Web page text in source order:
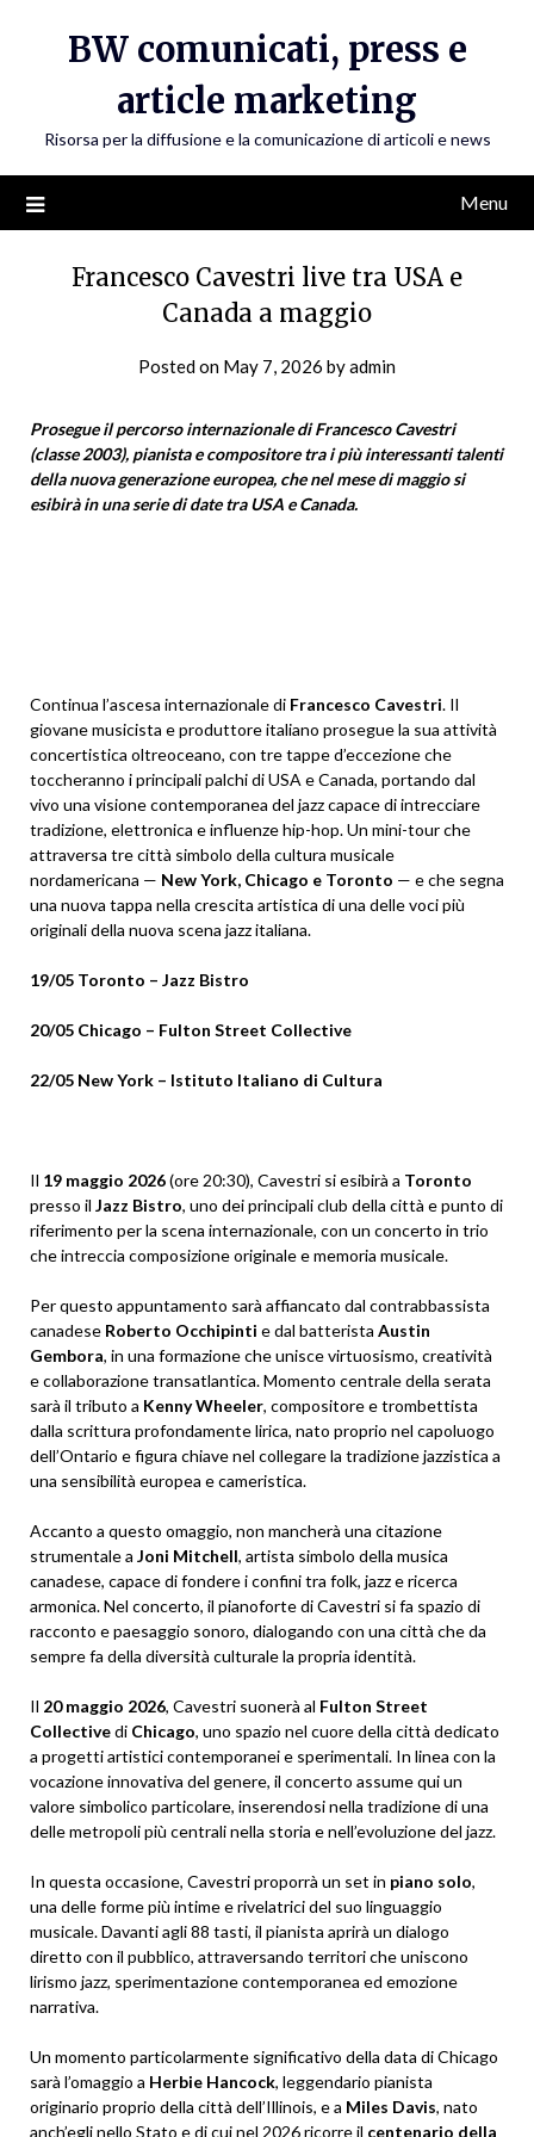
BW comunicati, press e
article marketing
Risorsa per la diffusione e la comunicazione di articoli e news
Menu
Francesco Cavestri live tra USA e
Canada a maggio
Posted on May 7, 2026 byadmin
Prosegue il percorso internazionale di Francesco Cavestri
(classe 2003), pianista e compositore tra i più interessanti talenti
della nuova generazione europea, che nel mese di maggio si
esibirà in una serie di date tra USA e Canada.
Continua l’ascesa internazionale di Francesco Cavestri. Il
giovane musicista e produttore italiano prosegue la sua attività
concertistica oltreoceano, con tre tappe d’eccezione che
toccheranno i principali palchi di USA e Canada, portando dal
vivo una visione contemporanea del jazz capace di intrecciare
tradizione, elettronica e influenze hip-hop. Un mini-tour che
attraversa tre città simbolo della cultura musicale
nordamericana — New York, Chicago e Toronto — e che segna
una nuova tappa nella crescita artistica di una delle voci più
originali della nuova scena jazz italiana.
19/05 Toronto – Jazz Bistro
20/05 Chicago – Fulton Street Collective
22/05 New York – Istituto Italiano di Cultura
Il 19 maggio 2026(ore 20:30), Cavestri si esibirà a Toronto
presso il Jazz Bistro, uno dei principali club della città e punto di
riferimento per la scena internazionale, con un concerto in trio
che intreccia composizione originale e memoria musicale.
Per questo appuntamento sarà affiancato dal contrabbassista
canadese Roberto Occhipinti e dal batterista Austin
Gembora, in una formazione che unisce virtuosismo, creatività
e collaborazione transatlantica. Momento centrale della serata
sarà il tributo a Kenny Wheeler, compositore e trombettista
dalla scrittura profondamente lirica, nato proprio nel capoluogo
dell’Ontario e figura chiave nel collegare la tradizione jazzistica a
una sensibilità europea e cameristica.
Accanto a questo omaggio, non mancherà una citazione
strumentale a Joni Mitchell, artista simbolo della musica
canadese, capace di fondere i confini tra folk, jazz e ricerca
armonica. Nel concerto, il pianoforte di Cavestri si fa spazio di
racconto e paesaggio sonoro, dialogando con una città che da
sempre fa della diversità culturale la propria identità.
Il 20 maggio 2026, Cavestri suonerà al Fulton Street
Collectivedi Chicago, uno spazio nel cuore della città dedicato
a progetti artistici contemporanei e sperimentali. In linea con la
vocazione innovativa del genere, il concerto assume qui un
valore simbolico particolare, inserendosi nella tradizione di una
delle metropoli più centrali nella storia e nell’evoluzione del jazz.
In questa occasione, Cavestri proporrà un set in piano solo,
una delle forme più intime e rivelatrici del suo linguaggio
musicale. Davanti agli 88 tasti, il pianista aprirà un dialogo
diretto con il pubblico, attraversando territori che uniscono
lirismo jazz, sperimentazione contemporanea ed emozione
narrativa.
Un momento particolarmente significativo della data di Chicago
sarà l’omaggio a Herbie Hancock, leggendario pianista
originario proprio della città dell’Illinois, e a Miles Davis, nato
anch’egli nello Stato e di cui nel 2026 ricorre il centenario della